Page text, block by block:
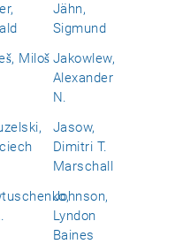
Jähn,
Sigmund
Miloš Jakowlew,
Alexander
N.
Jasow,
Dimitri T.
Marschall
Johnson,
Lyndon
Baines